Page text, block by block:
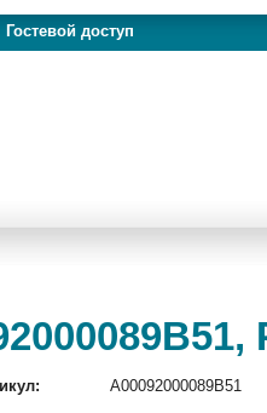
Гостевой доступ
A00092000089B51